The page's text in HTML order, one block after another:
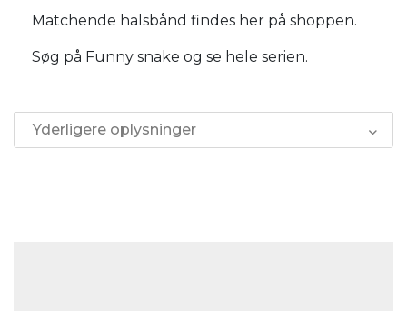
Matchende halsbånd findes her på shoppen.
Søg på Funny snake og se hele serien.
Yderligere oplysninger